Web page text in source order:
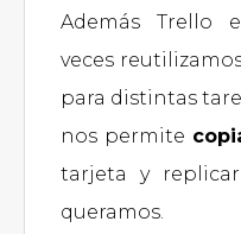
Además Trello
veces
para distintas
nos permite
tarjeta y
queramos.